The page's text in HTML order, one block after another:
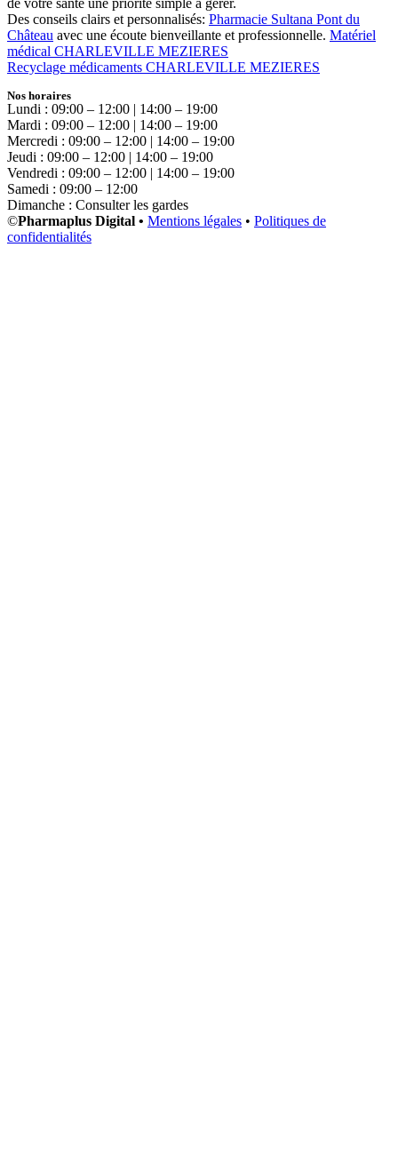
de votre santé une priorité simple à gérer.
Des conseils clairs et personnalisés: Pharmacie Sultana Pont du
Château avec une écoute bienveillante et professionnelle. Matériel
médical CHARLEVILLE MEZIERES
Recyclage médicaments CHARLEVILLE MEZIERES
Nos horaires
Lundi : 09:00 – 12:00 | 14:00 – 19:00
Mardi : 09:00 – 12:00 | 14:00 – 19:00
Mercredi : 09:00 – 12:00 | 14:00 – 19:00
Jeudi : 09:00 – 12:00 | 14:00 – 19:00
Vendredi : 09:00 – 12:00 | 14:00 – 19:00
Samedi : 09:00 – 12:00
Dimanche : Consulter les gardes
©Pharmaplus Digital • Mentions légales • Politiques de
confidentialités